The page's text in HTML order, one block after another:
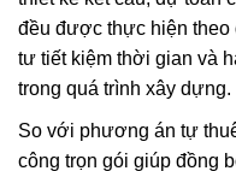
đều được thực hiện theo
tư tiết kiệm thời gian và
trong quá trình xây dựng.
So với phương án tự
công trọn gói giúp đồng